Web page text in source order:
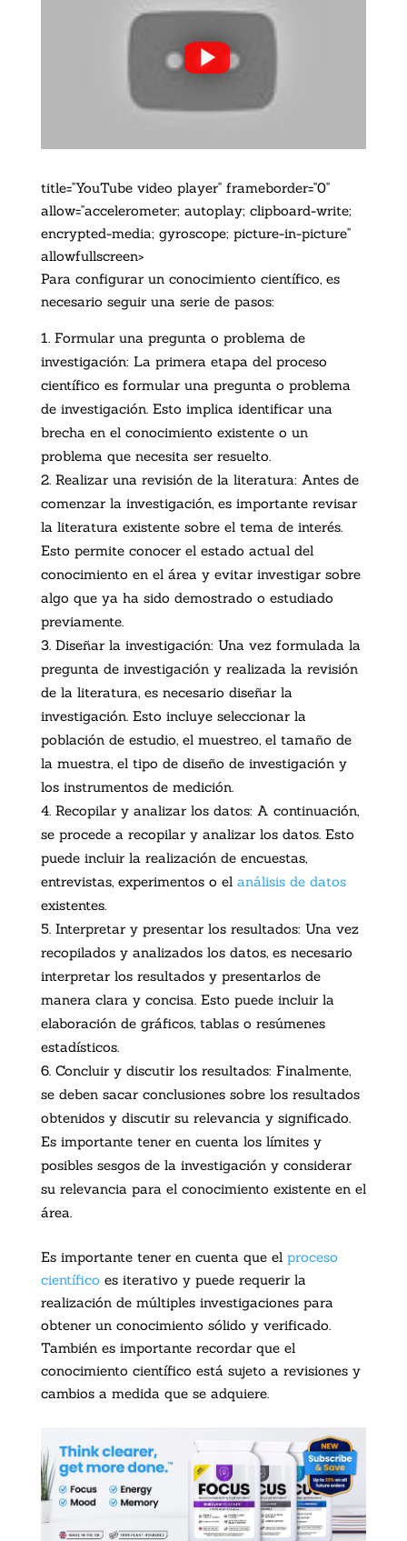
title="YouTube video player" frameborder="0"
allow="accelerometer; autoplay; clipboard-write;
encrypted-media; gyroscope; picture-in-picture"
allowfullscreen>
Para configurar un conocimiento científico, es
necesario seguir una serie de pasos:
Formular una pregunta o problema de
investigación: La primera etapa del proceso
científico es formular una pregunta o problema
de investigación. Esto implica identificar una
brecha en el conocimiento existente o un
problema que necesita ser resuelto.
Realizar una revisión de la literatura: Antes de
comenzar la investigación, es importante revisar
la literatura existente sobre el tema de interés.
Esto permite conocer el estado actual del
conocimiento en el área y evitar investigar sobre
algo que ya ha sido demostrado o estudiado
previamente.
Diseñar la investigación: Una vez formulada la
pregunta de investigación y realizada la revisión
de la literatura, es necesario diseñar la
investigación. Esto incluye seleccionar la
población de estudio, el muestreo, el tamaño de
la muestra, el tipo de diseño de investigación y
los instrumentos de medición.
Recopilar y analizar los datos: A continuación,
se procede a recopilar y analizar los datos. Esto
puede incluir la realización de encuestas,
entrevistas, experimentos o el análisis de datos
existentes.
Interpretar y presentar los resultados: Una vez
recopilados y analizados los datos, es necesario
interpretar los resultados y presentarlos de
manera clara y concisa. Esto puede incluir la
elaboración de gráficos, tablas o resúmenes
estadísticos.
Concluir y discutir los resultados: Finalmente,
se deben sacar conclusiones sobre los resultados
obtenidos y discutir su relevancia y significado.
Es importante tener en cuenta los límites y
posibles sesgos de la investigación y considerar
su relevancia para el conocimiento existente en el
área.
Es importante tener en cuenta que el proceso
científico es iterativo y puede requerir la
realización de múltiples investigaciones para
obtener un conocimiento sólido y verificado.
También es importante recordar que el
conocimiento científico está sujeto a revisiones y
cambios a medida que se adquiere.